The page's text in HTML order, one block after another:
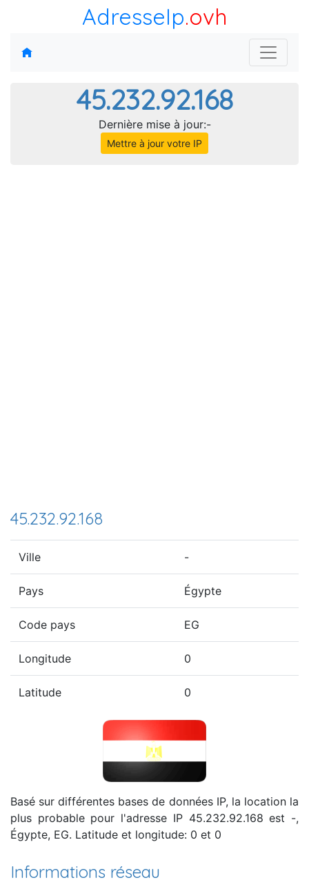
AdresseIp.ovh
45.232.92.168
Dernière mise à jour:-
Mettre à jour votre IP
45.232.92.168
Ville -
Pays Égypte
Code pays EG
Longitude 0
Latitude 0
Basé sur différentes bases de données IP, la location la
plus probable pour l'adresse IP 45.232.92.168 est -,
Égypte, EG. Latitude et longitude: 0 et 0
Informations réseau